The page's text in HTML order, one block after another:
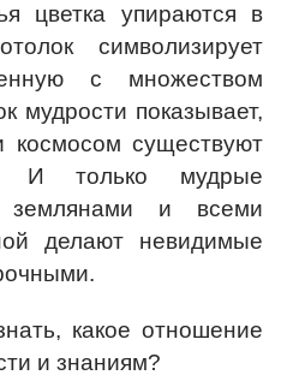
цветка упираются в
символизирует
с множеством
мудрости показывает,
существуют
И только мудрые
и всеми
делают невидимые
какое отношение
и знаниям?